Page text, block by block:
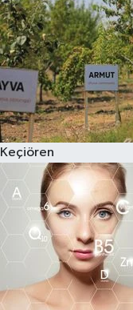
Keçiören